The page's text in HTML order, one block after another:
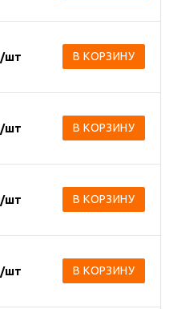
/шт В КОРЗИНУ
/шт В КОРЗИНУ
/шт В КОРЗИНУ
/шт В КОРЗИНУ